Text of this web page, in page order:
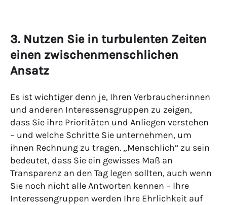
3. Nutzen Sie in turbulenten Zeiten
einen zwischenmenschlichen
Ansatz
Es ist wichtiger denn je, Ihren Verbraucher:innen
und anderen Interessensgruppen zu zeigen,
dass Sie ihre Prioritäten und Anliegen verstehen
– und welche Schritte Sie unternehmen, um
ihnen Rechnung zu tragen. „Menschlich“ zu sein
bedeutet, dass Sie ein gewisses Maß an
Transparenz an den Tag legen sollten, auch wenn
Sie noch nicht alle Antworten kennen – Ihre
Interessengruppen werden Ihre Ehrlichkeit auf